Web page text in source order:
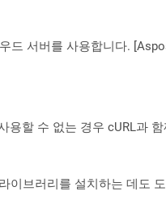
드 서버를 사용합니다.
할 수 없는 경우 cURL과
이브러리를 설치하는 데도